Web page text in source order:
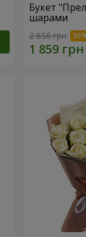
Букет
шарами
2 656 грн